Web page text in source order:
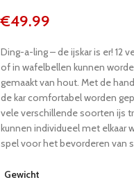
€49.99
Ding-a-ling – de ijskar is er! 12
of in wafelbellen kunnen
gemaakt van hout. Met de
de kar comfortabel worden
vele verschillende soorten ijs
kunnen individueel met elkaar
spel voor het bevorderen van
Gewicht